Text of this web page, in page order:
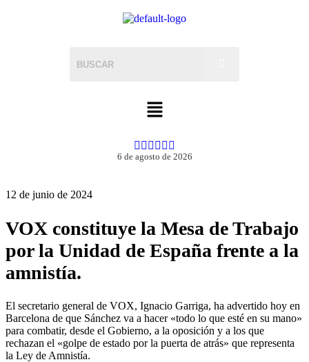
6 de agosto de 2026
12 de junio de 2024
VOX constituye la Mesa de Trabajo
por la Unidad de España frente a la
amnistía.
El secretario general de VOX, Ignacio Garriga, ha advertido hoy en
Barcelona de que Sánchez va a hacer «todo lo que esté en su mano»
para combatir, desde el Gobierno, a la oposición y a los que
rechazan el «golpe de estado por la puerta de atrás» que representa
la Ley de Amnistía.